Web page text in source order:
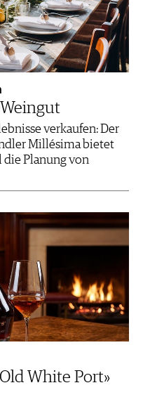
verkaufen: Der
Millésima bietet
die Planung von
White Port»